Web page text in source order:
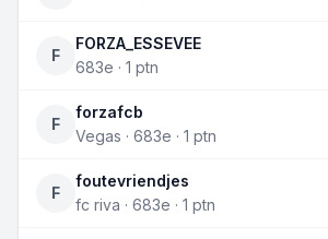
F
FORZA_ESSEVEE
683e · 1 ptn
F
forzafcb
Vegas · 683e · 1 ptn
F
foutevriendjes
fc riva · 683e · 1 ptn